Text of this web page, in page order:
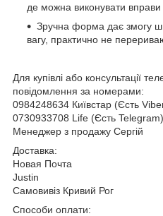
де можна виконувати вправи
Зручна форма дає змогу
вагу, практично не
Для купівлі або консультації
повідомлення за номерами:
0984248634 Київстар (Єсть
0730933708 Life (Єсть Telegram)
Менеджер з продажу Сергій
Доставка:
Новая Почта
Justin
Самовивіз Кривий Рог
Способи оплати: